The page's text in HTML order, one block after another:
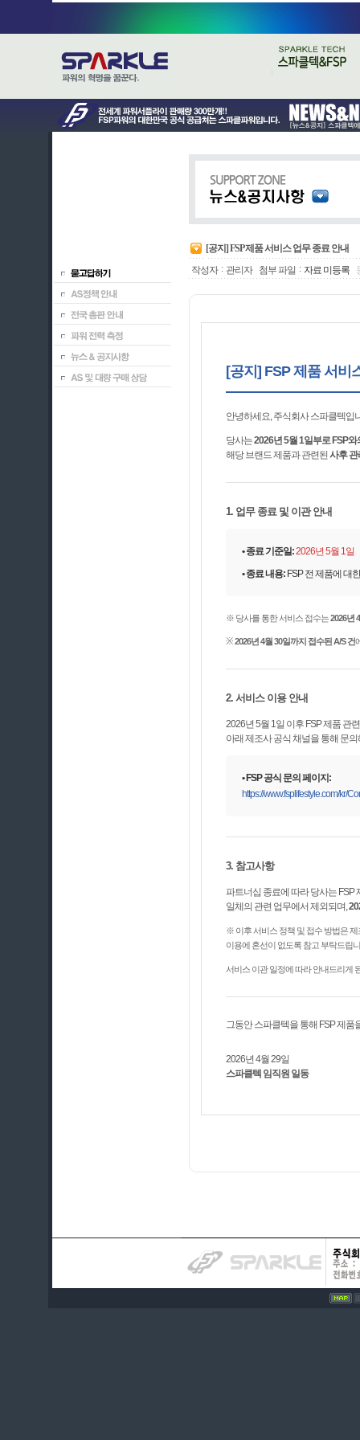
[공지] FSP 제품 서비스 업무 종료 안내
작성자 : 관리자 첨부 파일 : 자료 미등록
[공지] FSP 제품 서비
안녕하세요, 주식회사 스파클텍입
당사는2026년 5월 1일부로 FSP
해당 브랜드 제품과 관련된 사후 관
1. 업무 종료 및 이관 안내
• 종료 기준일:2026년 5월 1일
• 종료 내용: FSP 전 제품에 대
※ 당사를 통한 서비스 접수는2026년
※2026년 4월 30일까지 접수된 A/S 건
2. 서비스 이용 안내
2026년 5월 1일 이후 FSP 제품 관
아래 제조사 공식 채널을 통해 문
• FSP 공식 문의 페이지:
https://www.fsplifestyle.com/kr/
3. 참고사항
파트너십 종료에 따라 당사는 FSP
일체의 관련 업무에서 제외되며,
※ 이후 서비스 정책 및 접수 방법은
이용에 혼선이 없도록 참고 부탁드립
서비스 이관 일정에 따라 안내드리게
그동안 스파클텍을 통해 FSP 제
2026년 4월 29일
스파클텍 임직원 일동